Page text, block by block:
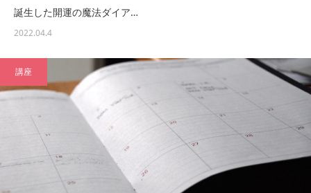
誕生した開運の魔法ダイア…
2022.04.4
講座